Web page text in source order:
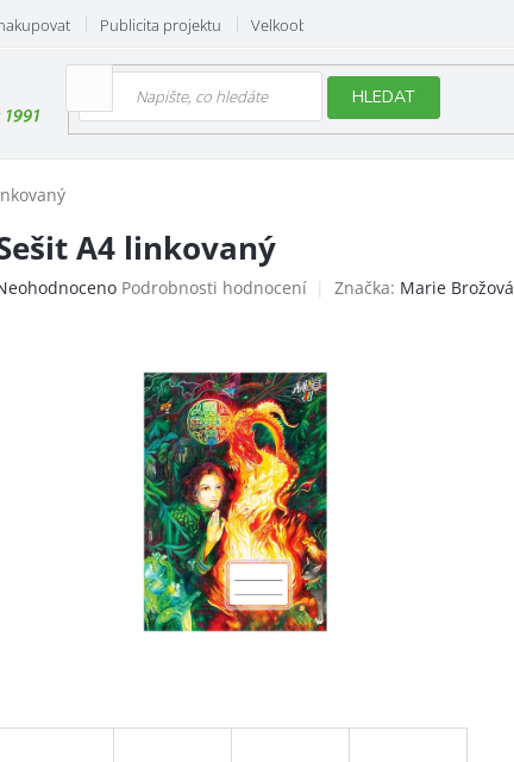
Publicita projektu Velkoobchod
HLEDAT
A4 linkovaný
Podrobnosti hodnocení Značka: Marie Brožová